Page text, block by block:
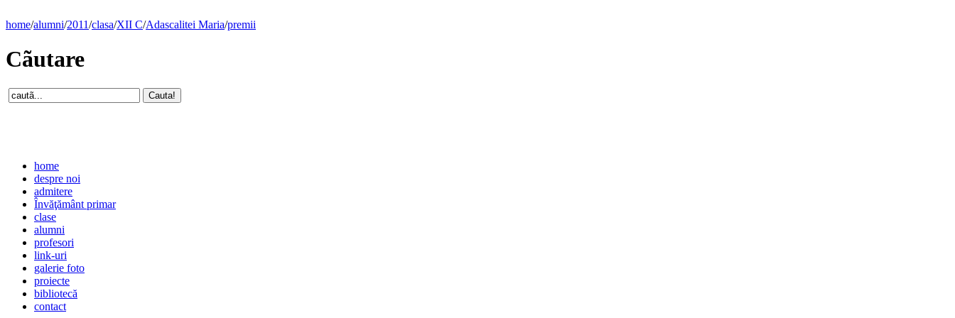
home/alumni/2011/clasa/XII C/Adascalitei Maria/premii
Cãutare
home
despre noi
admitere
Învăţământ primar
clase
alumni
profesori
link-uri
galerie foto
proiecte
bibliotecă
contact